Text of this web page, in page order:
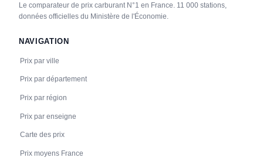
Le comparateur de prix carburant N°1 en France. 11 000 stations,
données officielles du Ministère de l'Économie.
NAVIGATION
Prix par ville
Prix par département
Prix par région
Prix par enseigne
Carte des prix
Prix moyens France